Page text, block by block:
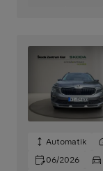
Automatik
06/2026